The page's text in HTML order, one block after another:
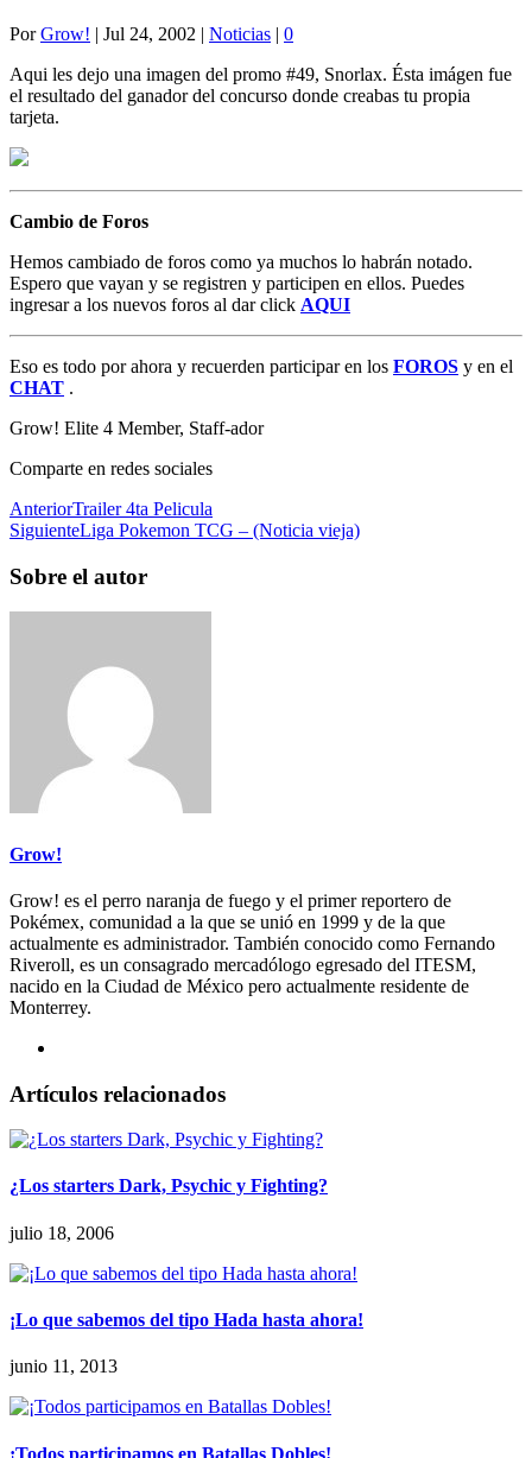
PorGrow! | Jul 24, 2002 | Noticias | 0
Aqui les dejo una imagen del promo #49, Snorlax. Ésta imágen fue
el resultado del ganador del concurso donde creabas tu propia
tarjeta.
Cambio de Foros
Hemos cambiado de foros como ya muchos lo habrán notado.
Espero que vayan y se registren y participen en ellos. Puedes
ingresar a los nuevos foros al dar click AQUI
Eso es todo por ahora y recuerden participar en los FOROS y en el
CHAT .
Grow! Elite 4 Member, Staff-ador
Comparte en redes sociales
AnteriorTrailer 4ta Pelicula
SiguienteLiga Pokemon TCG – (Noticia vieja)
Sobre el autor
Grow!
Grow! es el perro naranja de fuego y el primer reportero de
Pokémex, comunidad a la que se unió en 1999 y de la que
actualmente es administrador. También conocido como Fernando
Riveroll, es un consagrado mercadólogo egresado del ITESM,
nacido en la Ciudad de México pero actualmente residente de
Monterrey.
Artículos relacionados
¿Los starters Dark, Psychic y Fighting?
julio 18, 2006
¡Lo que sabemos del tipo Hada hasta ahora!
junio 11, 2013
¡Todos participamos en Batallas Dobles!